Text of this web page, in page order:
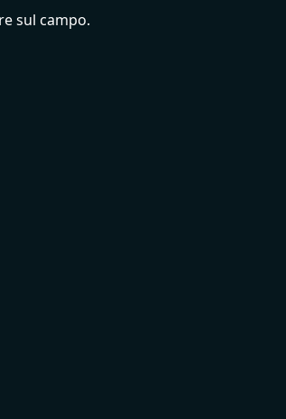
sul campo.